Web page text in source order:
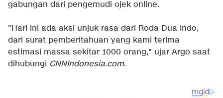
gabungan dari pengemudi ojek online.
"Hari ini ada aksi unjuk rasa dari Roda Dua Indo,
dari surat pemberitahuan yang kami terima
estimasi massa sekitar 1000 orang," ujar Argo saat
dihubungi CNNIndonesia.com.